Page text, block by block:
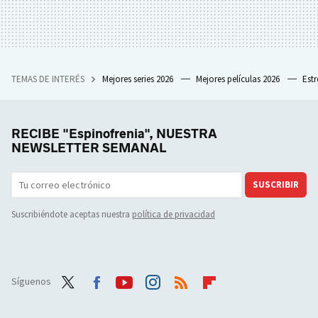
TEMAS DE INTERÉS Mejores series 2026 Mejores películas 2026
RECIBE "Espinofrenia", NUESTRA
NEWSLETTER SEMANAL
SUSCRIBIR
Suscribiéndote aceptas nuestra política de privacidad
Síguenos